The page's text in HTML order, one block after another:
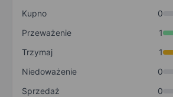
Kupno
0
Przeważenie
1
Trzymaj
1
Niedoważenie
0
Sprzedaż
0